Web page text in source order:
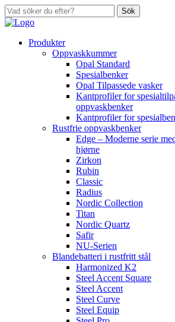
Sök
Produkter
Oppvaskkummer
Opal Standard
Spesialbenker
Opal Tilpassede vasker
Kantprofiler for
oppvaskbenker
Kantprofiler for
Rustfrie oppvaskbenker
Edge – Moderne serie
hjørne
Zirkon
Rubin
Classic
Radius
Nordic Collection
Titan
Nordic Quartz
Safir
NU-Serien
Blandebatteri i rustfritt stål
Harmonized K2
Steel Accent Square
Steel Accent
Steel Curve
Steel Equip